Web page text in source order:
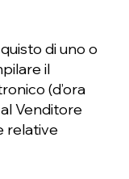
di uno o
il
(d’ora
Venditore
relative